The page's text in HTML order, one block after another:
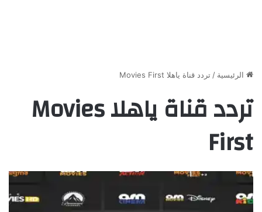
الرئيسية / تردد قناة ياهلا Movies First
تردد قناة ياهلا Movies
First